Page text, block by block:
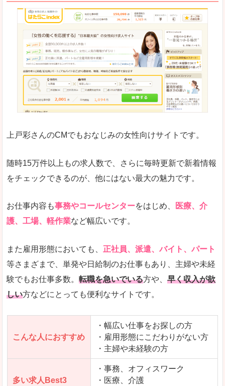
良いところ
「自分のペースで働きたい」「キャリアアップ」
はじめての転職についてのお役立ち情報が満載で
悪いところ
求人の掲載が少し見づらい印象があります。求人
給与が見た目ですぐにわからないことが多いです
詳しい説明 サイト内の検索の人気ワードで英語や中国語など
人気度 普通のマイナビの方を使っている方が多く、女
さまざまな検索機能が充実しており、条件面やこ
ただし、求人情報が少し見づらいです。
「マイナビ転職女性のおしごと」で「磯城郡三
宅町」の
求人を含んだページを見てみる
上戸彩さんのCMでもおなじみの女性向けサイトです。
随時15万件以上もの求人数で、さらに毎時更新で新着情報
をチェックできるのが、他にはない最大の魅力です。
お仕事内容も事務やコールセンターをはじめ、
医療、介
護、工場、軽作業など幅広いです。
また雇用形態においても、 正社員、派遣、バイト、パート
等さまざまで、単発や日給制のお仕事もあり、主婦や未経
験でもお仕事多数。 転職を急いでいる方や、 早く収入が欲
しい方などにとっても便利なサイトです。
こんな人におすすめ
・幅広い仕事をお探しの方
・雇用形態にこだわりがない方
・主婦や未経験の方
多い求人Best3
・事務、オフィスワーク
・医療、介護